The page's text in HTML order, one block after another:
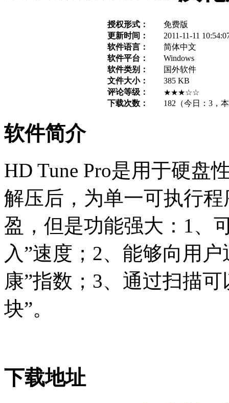
授权形式：
免费版
更新时间：
2011-11-11
软件语言：
简体中文
软件平台：
Windows
软件类别：
国外软件
文件大小：
385 KB
评论等级：
★★★☆☆
下载次数：
182 （今日： 3 ，
软件简介
HD Tune Pro是用于硬盘
解压后，为单一可执行
盈，但是功能强大：1、
入”速度；2、能够向用
康”指数；3、通过扫描
块”。
下载地址